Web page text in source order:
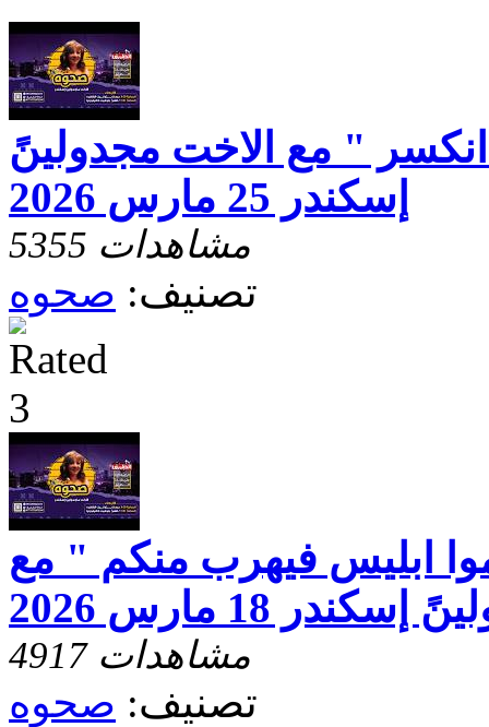
" مع الاخت مجدولينً
إسكندر 25 مارس 2026
5355 مشاهدات
تصنيف: صحوه
ابليس فيهرب منكم " مع
18 مارس 2026
4917 مشاهدات
تصنيف: صحوه